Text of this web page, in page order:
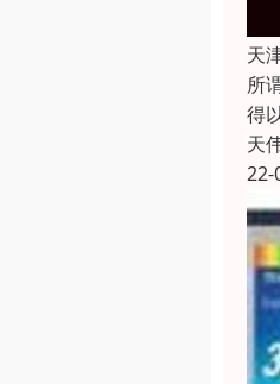
天
所
得
天
22-